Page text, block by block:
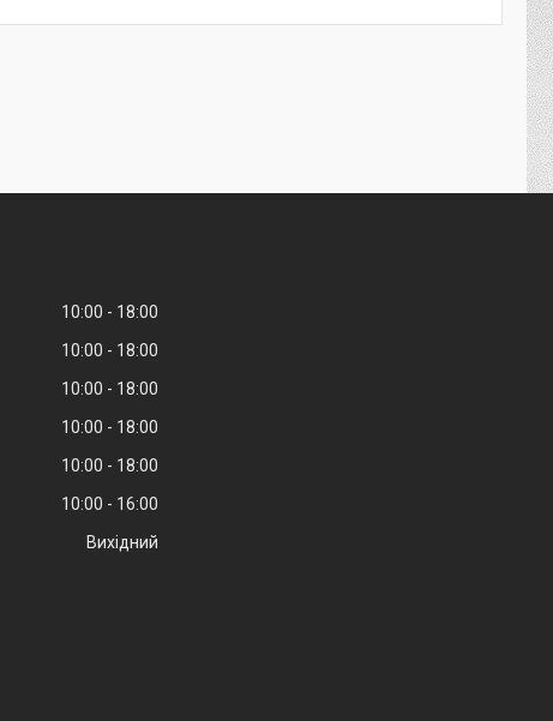
10:00
18:00
10:00
18:00
10:00
18:00
10:00
18:00
10:00
18:00
10:00
16:00
Вихідний